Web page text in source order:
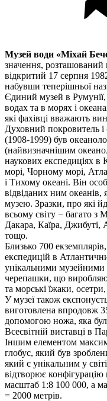
Музей води «Міхай
значення, розташований
відкритий 17 серпня
набувши теперішньої
Єдиний музей в
водах та в морях і
які фахівці вважають
Духовний покровитель і
(1908-1999) був
(найвизначнішим
наукових експедиціях
морі, Чорному морі,
і Тихому океані. Він
відвіданих ним океанів,
музею. Зразки, про які
всьому світу − багато з
Дакара, Каїра, Джибуті,
тощо.
Близько 700
експедицій в
унікальними музейними
черепашки, що
та морські їжаки,
У музеї також
виготовлена впродовж
допомогою ножа, яка
Всесвітній виставці в
Іншим елементом
глобус, який був
який є унікальним у
відтворює
масштаб 1:8 100 000, а
= 2000 метрів.